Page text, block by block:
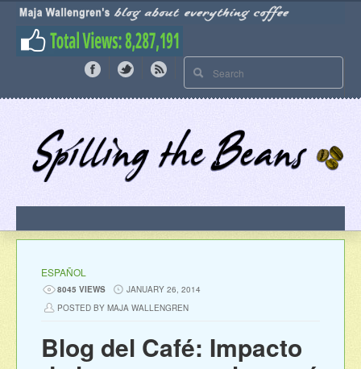
ESPAÑOL
8045 VIEWS
JANUARY 26, 2014
POSTED BY MAJA WALLENGREN
Blog del Café: Impacto